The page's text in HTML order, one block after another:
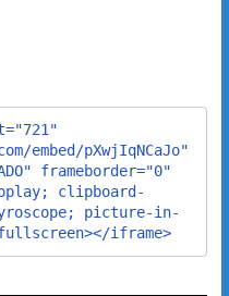
embed/pXwjIqNCaJo"
frameborder="0"
clipboard-
picture-in-
iframe>